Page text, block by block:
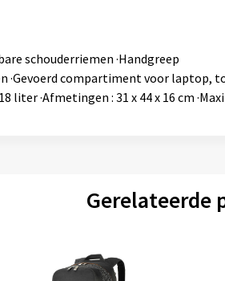
schouderriemen ·Handgreep
·Gevoerd compartiment voor laptop,
liter ·Afmetingen : 31 x 44 x 16 cm
Gerelateerde